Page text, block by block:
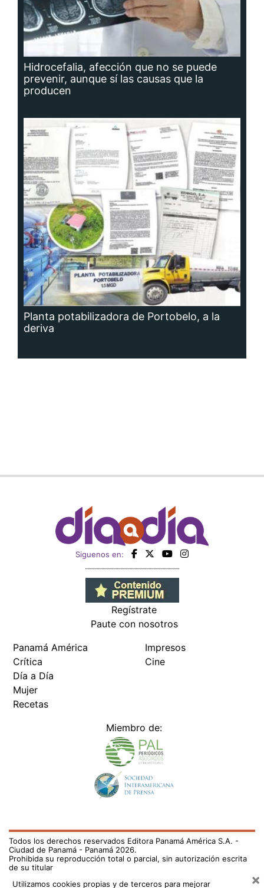
Hidrocefalia, afección que no se puede
prevenir, aunque sí las causas que la
producen
Planta potabilizadora de Portobelo, a la
deriva
Siguenos en:
Regístrate
Paute con nosotros
Panamá América
Crítica
Día a Día
Mujer
Recetas
Impresos
Cine
Miembro de:
Todos los derechos reservados Editora Panamá América S.A. -
Ciudad de Panamá - Panamá 2026.
Prohibida su reproducción total o parcial, sin autorización escrita
de su titular
Utilizamos cookies propias y de terceros para mejorar
×